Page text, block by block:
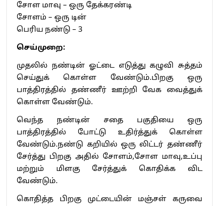
சோள மாவு – ஒரு தேக்கரண்டி
சோளம் – ஒரு டின்
பெரிய நண்டு – 3
செய்முறை:
முதலில் நண்டின் ஓட்டை எடுத்து கழுவி சுத்தம்
செய்துக் கொள்ள வேண்டும்.பிறகு ஒரு
பாத்திரத்தில் தண்ணீர் ஊற்றி வேக வைத்துக்
கொள்ள வேண்டும்.
வெந்த நண்டின் சதை பகுதியை ஒரு
பாத்திரத்தில் போட்டு உதிர்த்துக் கொள்ள
வேண்டும்.நண்டு கறியில் ஒரு லிட்டர் தண்ணீர்
சேர்த்து பிறகு அதில் சோளம்,சோள மாவு,உப்பு
மற்றும் மிளகு சேர்த்துக் கொதிக்க விட
வேண்டும்.
கொதித்த பிறகு முட்டையின் மஞ்சள் கருவை